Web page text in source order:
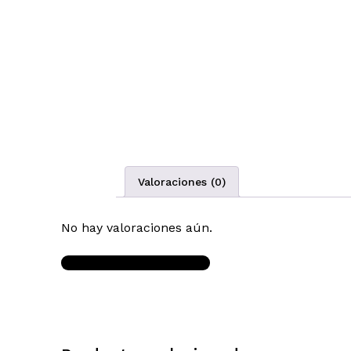
Valoraciones (0)
No hay valoraciones aún.